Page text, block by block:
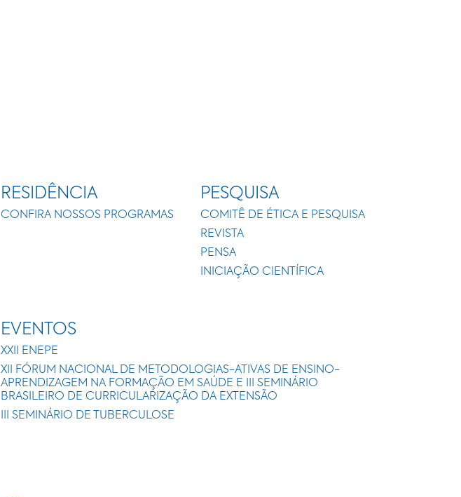
RESIDÊNCIA
CONFIRA NOSSOS PROGRAMAS
PESQUISA
COMITÊ DE ÉTICA E PESQUISA
REVISTA
PENSA
INICIAÇÃO CIENTÍFICA
EVENTOS
XXII ENEPE
XII FÓRUM NACIONAL DE METODOLOGIAS-ATIVAS DE ENSINO-
APRENDIZAGEM NA FORMAÇÃO EM SAÚDE E III SEMINÁRIO
BRASILEIRO DE CURRICULARIZAÇÃO DA EXTENSÃO
III SEMINÁRIO DE TUBERCULOSE